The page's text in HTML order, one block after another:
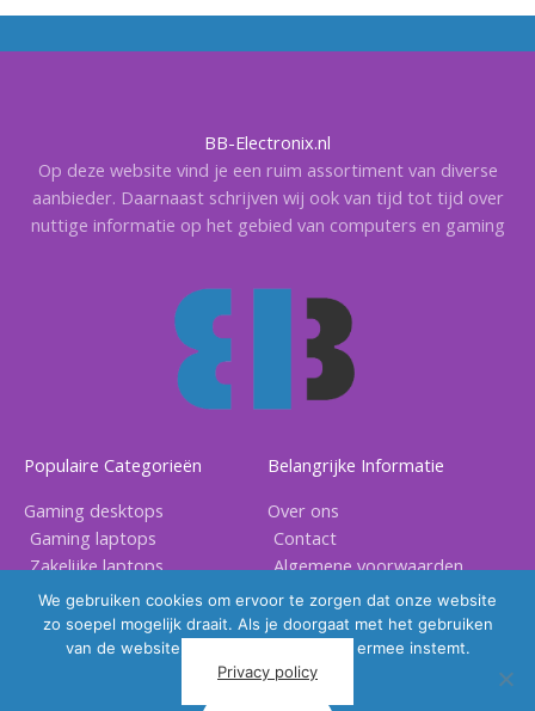
BB-Electronix.nl
Op deze website vind je een ruim assortiment van diverse
aanbieder. Daarnaast schrijven wij ook van tijd tot tijd over
nuttige informatie op het gebied van computers en gaming
Populaire Categorieën
Gaming desktops
Gaming laptops
Zakelijke laptops
Gaming accessoires
Belangrijke Informatie
Over ons
Contact
Algemene voorwaarden
Privacy voorwaarden
We gebruiken cookies om ervoor te zorgen dat onze website
zo soepel mogelijk draait. Als je doorgaat met het gebruiken
van de website, gaan we er vanuit dat ermee instemt.
Privacy policy